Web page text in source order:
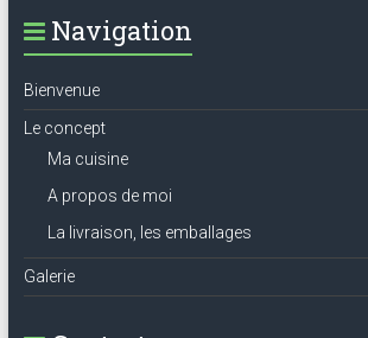
Navigation
Bienvenue
Le concept
Ma cuisine
A propos de moi
La livraison, les emballages
Galerie